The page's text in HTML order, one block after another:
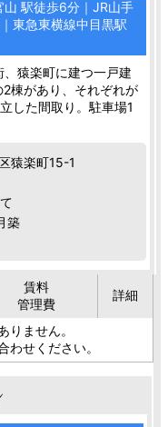
山 駅徒歩6分｜JR山手
東急東横線中目黒駅
猿楽町に建つ一戸建
棟があり、それぞれが
した間取り。駐車場1
猿楽町15-1
築
賃料
管理費
詳細
りません。
わせください。